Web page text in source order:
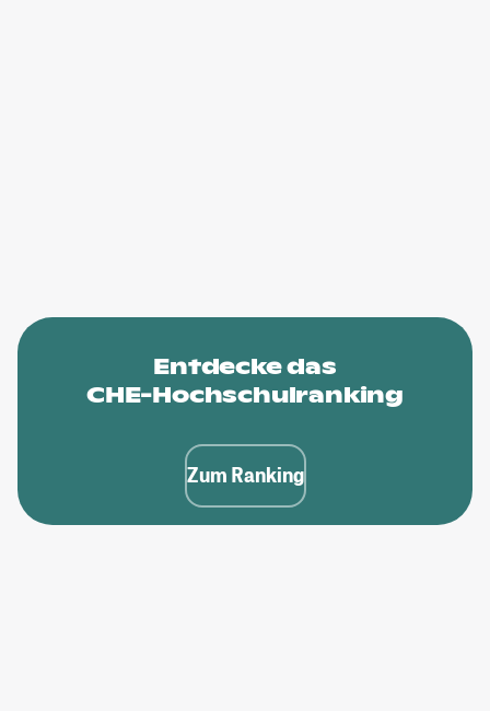
Entdecke das
CHE-Hochschulranking
Zum Ranking